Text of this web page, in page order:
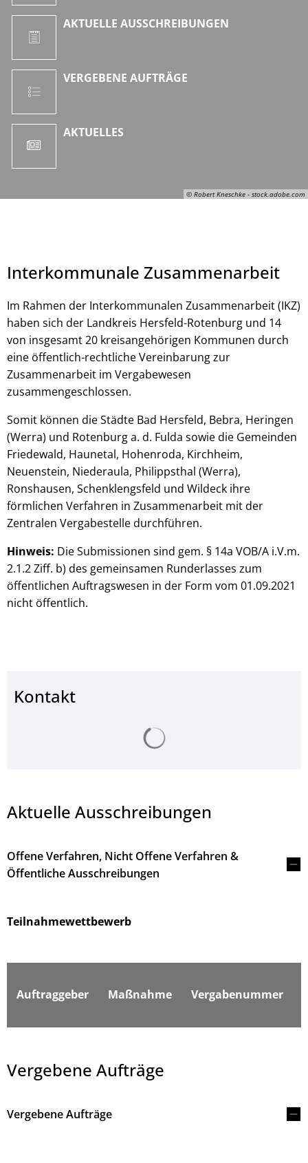
© Robert Kneschke - stock.adobe.com
AKTUELLE AUSSCHREIBUNGEN
VERGEBENE AUFTRÄGE
AKTUELLES
Interkommunale Zusammenarbeit
Im Rahmen der Interkommunalen Zusammenarbeit (IKZ)
haben sich der Landkreis Hersfeld-Rotenburg und 14
von insgesamt 20 kreisangehörigen Kommunen durch
eine öffentlich-rechtliche Vereinbarung zur
Zusammenarbeit im Vergabewesen
zusammengeschlossen.
Somit können die Städte Bad Hersfeld, Bebra, Heringen
(Werra) und Rotenburg a. d. Fulda sowie die Gemeinden
Friedewald, Haunetal, Hohenroda, Kirchheim,
Neuenstein, Niederaula, Philippsthal (Werra),
Ronshausen, Schenklengsfeld und Wildeck ihre
förmlichen Verfahren in Zusammenarbeit mit der
Zentralen Vergabestelle durchführen.
Hinweis: Die Submissionen sind gem. § 14a VOB/A i.V.m.
2.1.2 Ziff. b) des gemeinsamen Runderlasses zum
öffentlichen Auftragswesen in der Form vom 01.09.2021
nicht öffentlich.
Kontakt
Aktuelle Ausschreibungen
Offene Verfahren, Nicht Offene Verfahren &
Öffentliche Ausschreibungen
Teilnahmewettbewerb
Auftraggeber Maßnahme Vergabenummer
Vergebene Aufträge
Vergebene Aufträge